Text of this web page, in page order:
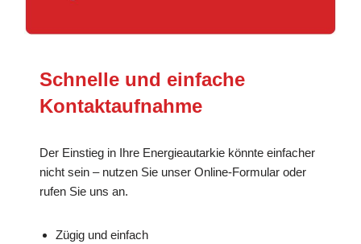
Schnelle und einfache
Kontaktaufnahme
Der Einstieg in Ihre Energieautarkie könnte einfacher
nicht sein – nutzen Sie unser Online-Formular oder
rufen Sie uns an.
Zügig und einfach